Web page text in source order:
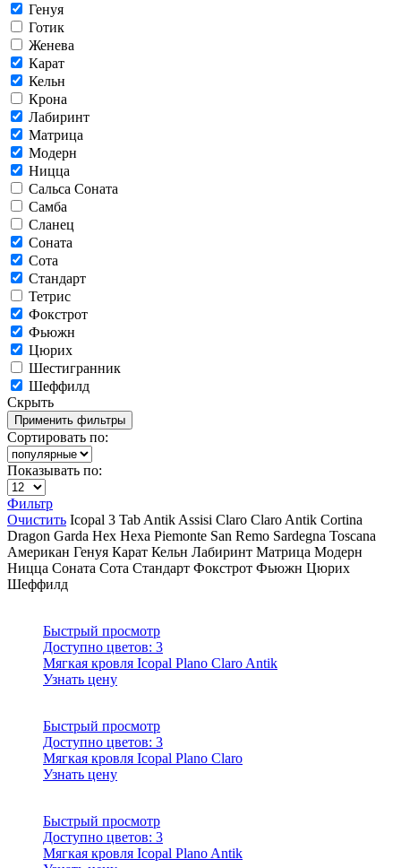
Генуя
Готик
Женева
Карат
Кельн
Крона
Лабиринт
Матрица
Модерн
Ницца
Сальса Соната
Самба
Сланец
Соната
Сота
Стандарт
Тетрис
Фокстрот
Фьюжн
Цюрих
Шестигранник
Шеффилд
Скрыть
Сортировать по:
Показывать по:
Фильтр
Очистить Icopal 3 Tab Antik Assisi Claro Claro Antik Cortina
Dragon Garda Hex Hexa Piemonte San Remo Sardegna Toscana
Американ Генуя Карат Кельн Лабиринт Матрица Модерн
Ницца Соната Сота Стандарт Фокстрот Фьюжн Цюрих
Шеффилд
Быстрый просмотр
Доступно цветов: 3
Мягкая кровля Icopal Plano Claro Antik
Узнать цену
Быстрый просмотр
Доступно цветов: 3
Мягкая кровля Icopal Plano Claro
Узнать цену
Быстрый просмотр
Доступно цветов: 3
Мягкая кровля Icopal Plano Antik